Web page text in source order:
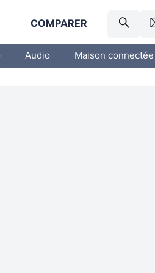
COMPARER
Audio Maison connectée